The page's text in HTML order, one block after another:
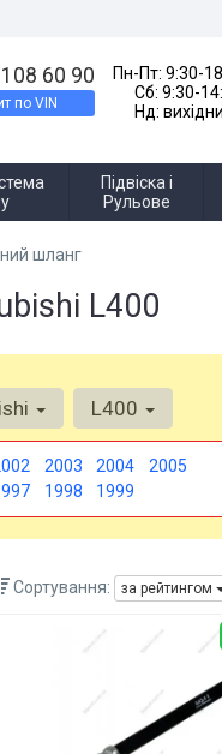
108 60 90
по VIN
Пн-Пт: 9:30-
Сб: 9:30-
Нд:
Підвіска і
Рульове
шланг
L400
2003 2004
2005
1998 1999
L400
Сортування: за рейтингом